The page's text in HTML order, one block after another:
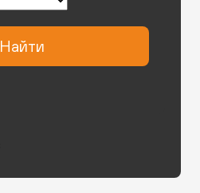
Найти